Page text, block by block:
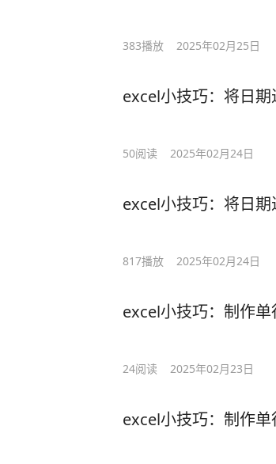
383播放 2025年02月25日
excel小技巧：将日
50阅读 2025年02月24日
excel小技巧：将日
817播放 2025年02月24日
excel小技巧：制作
24阅读 2025年02月23日
excel小技巧：制作